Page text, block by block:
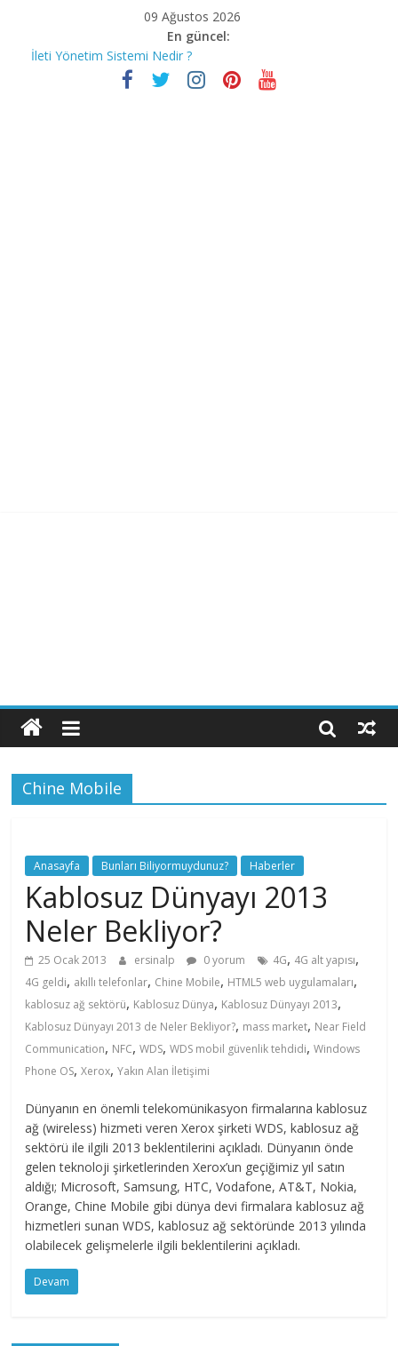
09 Ağustos 2026
En güncel:
İleti Yönetim Sistemi Nedir ?
Bilgisayar korsanları Covid-19’un mağdurlarını nasıl avlıyor?
Stephen Hawking
Chine Mobile
Anasayfa Bunları Biliyormuydunuz? Haberler
Kablosuz Dünyayı 2013
Neler Bekliyor?
25 Ocak 2013 ersinalp 0 yorum 4G, 4G alt yapısı,
4G geldi, akıllı telefonlar, Chine Mobile, HTML5 web uygulamaları,
kablosuz ağ sektörü, Kablosuz Dünya, Kablosuz Dünyayı 2013,
Kablosuz Dünyayı 2013 de Neler Bekliyor?, mass market, Near Field
Communication, NFC,WDS,WDS mobil güvenlik tehdidi,Windows
Phone OS,Xerox,Yakın Alan İletişimi
Dünyanın en önemli telekomünikasyon firmalarına kablosuz
ağ (wireless) hizmeti veren Xerox şirketi WDS, kablosuz ağ
sektörü ile ilgili 2013 beklentilerini açıkladı. Dünyanın önde
gelen teknoloji şirketlerinden Xerox’un geçiğimiz yıl satın
aldığı; Microsoft, Samsung, HTC, Vodafone, AT&T, Nokia,
Orange, Chine Mobile gibi dünya devi firmalara kablosuz ağ
hizmetleri sunan WDS, kablosuz ağ sektöründe 2013 yılında
olabilecek gelişmelerle ilgili beklentilerini açıkladı.
Devam